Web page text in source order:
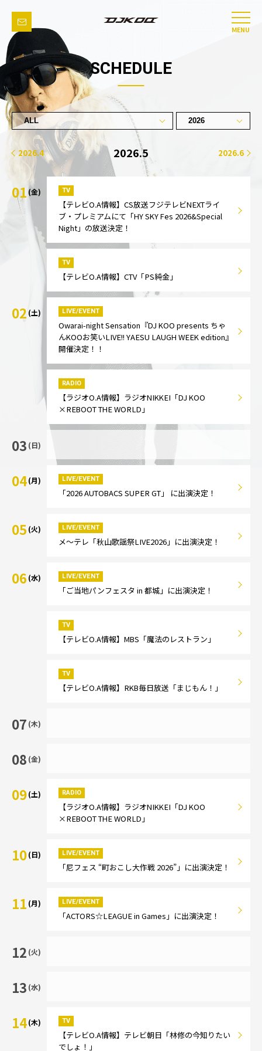
MENU
SCHEDULE
2026.4 2026.5 2026.6
01 (金) TV
【テレビO.A情報】CS放送フジテレビNEXTライ
ブ・プレミアムにて「HY SKY Fes 2026&Special
Night」の放送決定！
TV
【テレビO.A情報】CTV「PS純金」
02 (土) LIVE/EVENT
Owarai-night Sensation『DJ KOO presents ちゃ
んKOOお笑いLIVE!! YAESU LAUGH WEEK edition』
開催決定！！
RADIO
【ラジオO.A情報】ラジオNIKKEI「DJ KOO
×REBOOT THE WORLD」
03 (日)
04(月) LIVE/EVENT
「2026 AUTOBACS SUPER GT」 に出演決定！
05 (火) LIVE/EVENT
メ～テレ「秋山歌謡祭LIVE2026」に出演決定！
06 (水) LIVE/EVENT
「ご当地パンフェスタ in 都城」に出演決定！
TV
【テレビO.A情報】MBS「魔法のレストラン」
TV
【テレビO.A情報】RKB毎日放送「まじもん！」
07 (木)
08 (金)
09(土) RADIO
【ラジオO.A情報】ラジオNIKKEI「DJ KOO
×REBOOT THE WORLD」
10(日) LIVE/EVENT
「尼フェス “町おこし大作戦 2026”」に出演決定！
11 (月) LIVE/EVENT
「ACTORS☆LEAGUE in Games」に出演決定！
12 (火)
13 (水)
14(木) TV
【テレビO.A情報】テレビ朝日「林修の今知りたい
でしょ！」